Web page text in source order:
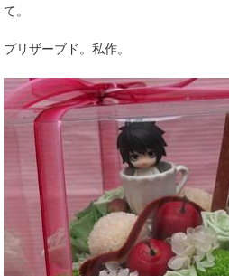
て。
プリザーブド。私作。